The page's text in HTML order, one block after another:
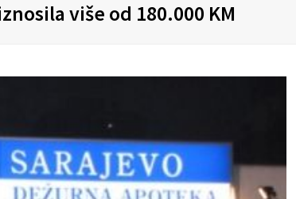
više od 180.000 KM